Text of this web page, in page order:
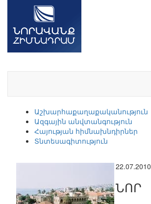
Աշխարհաքաղաքականություն
Ազգային անվտանգություն
Հայության հիմնախնդիրներ
Տնտեսագիտություն
22.07.2010
ՆՈՐ